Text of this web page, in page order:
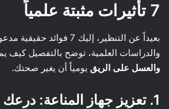
7 تأثيرات مثبتة علمياً
بعيداً عن التنظير، إليك 7
والدراسات العلمية، توضح بالتفصيل كيف
والعسل على الريق يومياً أن يغير صحتك.
1. تعزيز جهاز المناعة: